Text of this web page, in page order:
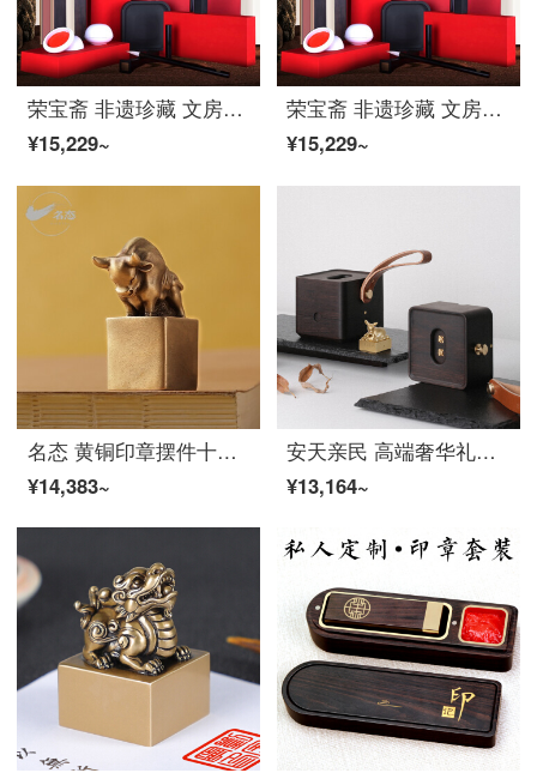
荣宝斋 非遗珍藏 文房四宝套装 书法国画毛笔墨锭砚台笔搁镇尺石章印泥礼品套装节日礼物
¥15,229~
荣宝斋 非遗珍藏 文房四宝套装 书法国画毛笔墨锭砚台笔搁镇尺石章印泥礼品套装节日礼物
¥15,229~
名态 黄铜印章摆件十二生肖属相牛私人篆刻章姓名书法书画藏书印章定制刻字书房用品商务礼品定制 牛印章2*2*4.5cm
¥14,383~
安天亲民 高端奢华礼品方物便携印章套装创意胡桃木紫光檀印笼实心黄铜貔貅小鹿大象印章新型印泥篆刻 紫光檀-貔貅
¥13,164~